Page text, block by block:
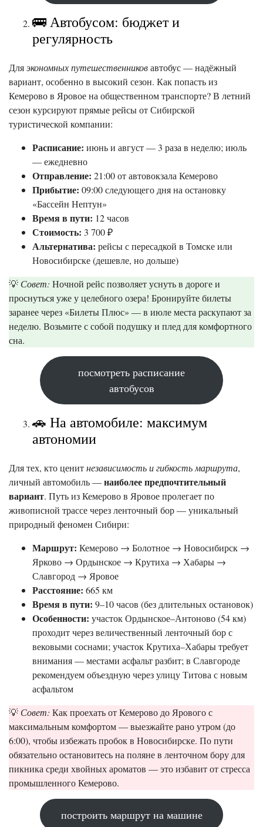
🚌 Автобусом: бюджет и
регулярность
Дляэкономных путешественниковавтобус — надёжный
вариант, особенно в высокий сезон. Как попасть из
Кемерово в Яровое на общественном транспорте? В летний
сезон курсируют прямые рейсы от Сибирской
туристической компании:
Расписание: июнь и август — 3 раза в неделю; июль
— ежедневно
Отправление: 21:00 от автовокзала Кемерово
Прибытие: 09:00 следующего дня на остановку
«Бассейн Нептун»
Время в пути: 12 часов
Стоимость: 3 700 ₽
Альтернатива: рейсы с пересадкой в Томске или
Новосибирске (дешевле, но дольше)
💡 Совет: Ночной рейс позволяет уснуть в дороге и
проснуться уже у целебного озера! Бронируйте билеты
заранее через «Билеты Плюс» — в июле места раскупают за
неделю. Возьмите с собой подушку и плед для комфортного
сна.
посмотреть расписание
автобусов
🚗 На автомобиле: максимум
автономии
Для тех, кто ценитнезависимость и гибкость маршрута,
личный автомобиль —наиболее предпочтительный
вариант. Путь из Кемерово в Яровое пролегает по
живописной трассе через ленточный бор — уникальный
природный феномен Сибири:
Маршрут: Кемерово → Болотное → Новосибирск →
Ярково → Ордынское → Крутиха → Хабары →
Славгород → Яровое
Расстояние: 665 км
Время в пути: 9–10 часов (без длительных остановок)
Особенности: участок Ордынское–Антоново (54 км)
проходит через величественный ленточный бор с
вековыми соснами; участок Крутиха–Хабары требует
внимания — местами асфальт разбит; в Славгороде
рекомендуем объездную через улицу Титова с новым
асфальтом
💡 Совет: Как проехать от Кемерово до Ярового с
максимальным комфортом — выезжайте рано утром (до
6:00), чтобы избежать пробок в Новосибирске. По пути
обязательно остановитесь на поляне в ленточном бору для
пикника среди хвойных ароматов — это избавит от стресса
промышленного Кемерово.
построить маршрут на машине